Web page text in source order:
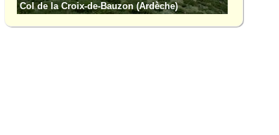
Col de la Croix-de-Bauzon (Ardèche)